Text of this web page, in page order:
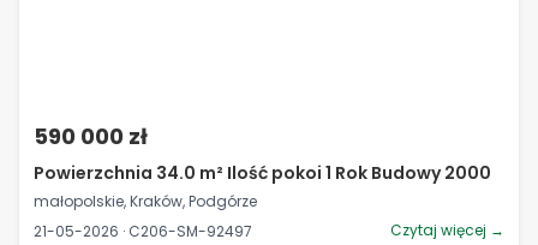
590 000 zł
Powierzchnia 34.0 m² Ilość pokoi 1 Rok Budowy 2000
małopolskie, Kraków, Podgórze
21-05-2026 · C206-SM-92497
Czytaj więcej →